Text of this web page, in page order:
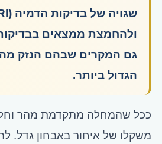
ולהחמצת ממצאים
גם המקרים שבהם הנזק
הגדול ביותר.
ככל שהמחלה מתקדמת מהר
משקלו של איחור באבחון גדל.